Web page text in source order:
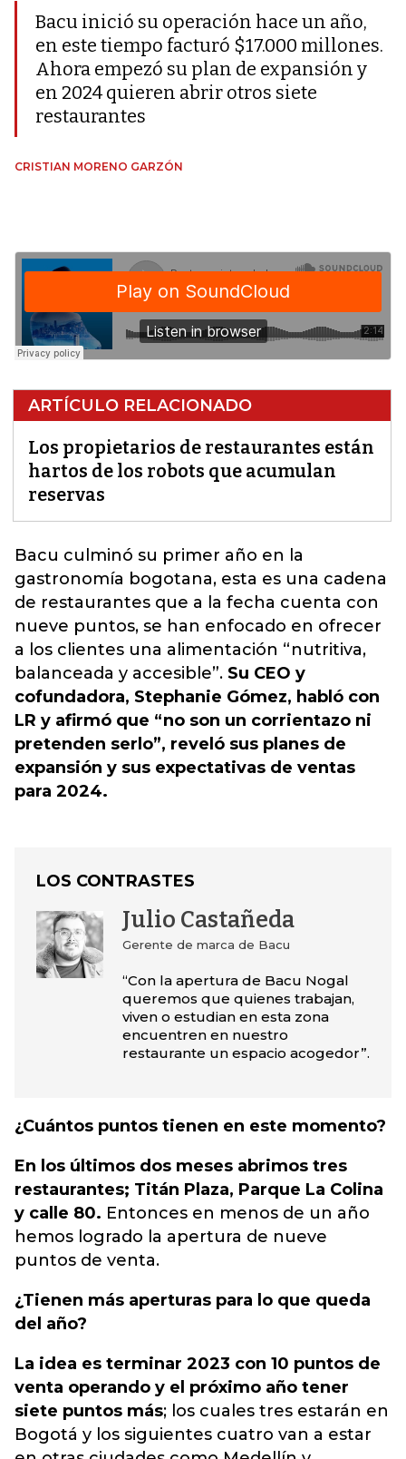
Bacu inició su operación hace un año,
en este tiempo facturó $17.000 millones.
Ahora empezó su plan de expansión y
en 2024 quieren abrir otros siete
restaurantes
CRISTIAN MORENO GARZÓN
ARTÍCULO RELACIONADO
Los propietarios de restaurantes están
hartos de los robots que acumulan
reservas
Bacu culminó su primer año en la
gastronomía bogotana, esta es una cadena
de restaurantes que a la fecha cuenta con
nueve puntos, se han enfocado en ofrecer
a los clientes una alimentación “nutritiva,
balanceada y accesible”. Su CEO y
cofundadora, Stephanie Gómez, habló con
LR y afirmó que “no son un corrientazo ni
pretenden serlo”, reveló sus planes de
expansión y sus expectativas de ventas
para 2024.
LOS CONTRASTES
Julio Castañeda
Gerente de marca de Bacu
“Con la apertura de Bacu Nogal
queremos que quienes trabajan,
viven o estudian en esta zona
encuentren en nuestro
restaurante un espacio acogedor”.
¿Cuántos puntos tienen en este momento?
En los últimos dos meses abrimos tres
restaurantes; Titán Plaza, Parque La Colina
y calle 80. Entonces en menos de un año
hemos logrado la apertura de nueve
puntos de venta.
¿Tienen más aperturas para lo que queda
del año?
La idea es terminar 2023 con 10 puntos de
venta operando y el próximo año tener
siete puntos más; los cuales tres estarán en
Bogotá y los siguientes cuatro van a estar